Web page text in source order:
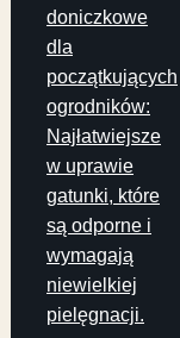
doniczkowe
dla
początkujących
ogrodników:
Najłatwiejsze
w uprawie
gatunki, które
są odporne i
wymagają
niewielkiej
pielęgnacji.